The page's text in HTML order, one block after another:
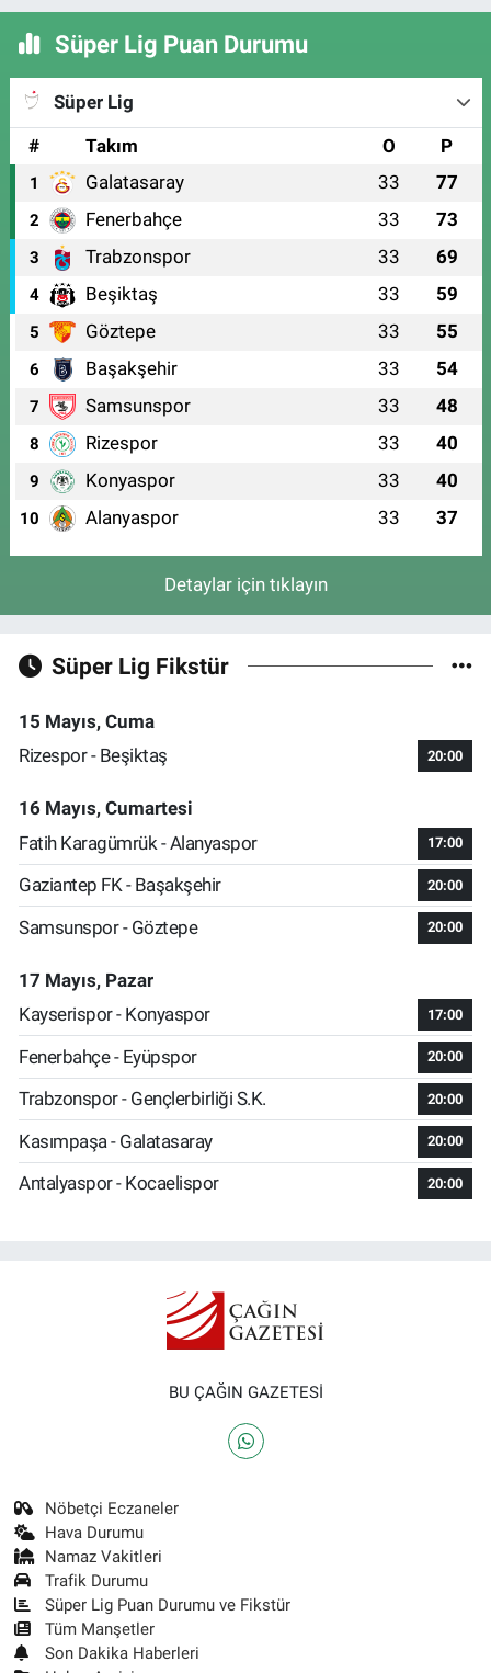
Süper Lig Puan Durumu
Süper Lig
#
Takım O P
1 Galatasaray 33 77
2 Fenerbahçe 33 73
3 Trabzonspor 33 69
4 Beşiktaş 33 59
5 Göztepe 33 55
6 Başakşehir 33 54
7 Samsunspor 33 48
8 Rizespor 33 40
9 Konyaspor 33 40
10 Alanyaspor 33 37
Detaylar için tıklayın
Süper Lig Fikstür
15 Mayıs, Cuma
Rizespor - Beşiktaş
20:00
16 Mayıs, Cumartesi
Fatih Karagümrük - Alanyaspor
17:00
Gaziantep FK - Başakşehir 20:00
Samsunspor - Göztepe 20:00
17 Mayıs, Pazar
Kayserispor - Konyaspor
17:00
Fenerbahçe - Eyüpspor 20:00
Trabzonspor - Gençlerbirliği S.K. 20:00
Kasımpaşa - Galatasaray 20:00
Antalyaspor - Kocaelispor 20:00
BU ÇAĞIN GAZETESİ
Nöbetçi Eczaneler
Hava Durumu
Namaz Vakitleri
Trafik Durumu
Süper Lig Puan Durumu ve Fikstür
Tüm Manşetler
Son Dakika Haberleri